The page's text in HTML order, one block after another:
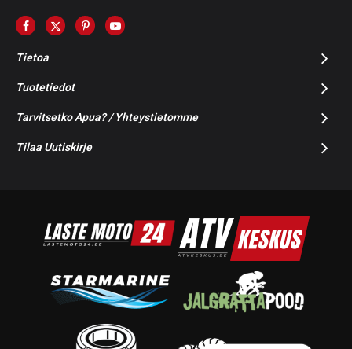
Tietoa
Tuotetiedot
Tarvitsetko Apua? / Yhteystietomme
Tilaa Uutiskirje